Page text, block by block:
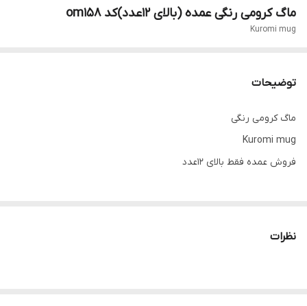
ماگ کرومی رنگی عمده (بالای ۱۲عدد)کد om158
Kuromi mug
توضیحات
ماگ کرومی رنگی
Kuromi mug
فروش عمده فقط بالای ۱۲عدد
نظرات